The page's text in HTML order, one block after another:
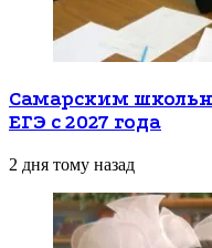
Самарским
ЕГЭ с 2027 года
2 дня тому назад